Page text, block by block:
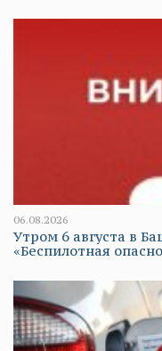
06.08.2026
Утром 6 августа в
«Беспилотная